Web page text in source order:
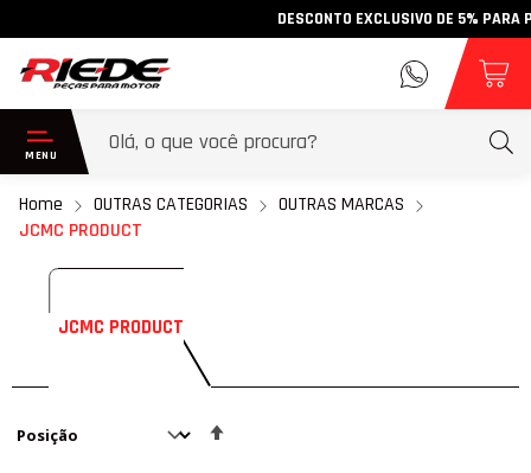
DESCONTO EXCLUSIVO DE 5% PARA
Home OUTRAS CATEGORIAS
OUTRAS MARCAS
JCMC PRODUCT
JCMC PRODUCT